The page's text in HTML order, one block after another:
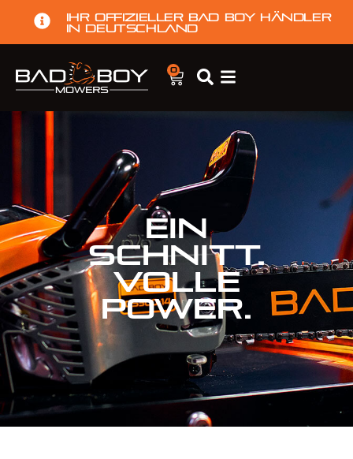
Ihr offizieller Bad Boy Händler
in Deutschland
0
EIN
SCHNITT.
VOLLE
POWER.